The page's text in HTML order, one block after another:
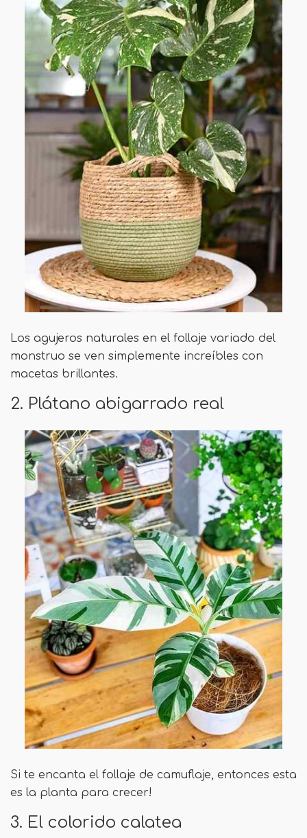
Los agujeros naturales en el follaje variado del
monstruo se ven simplemente increíbles con
macetas brillantes.
2. Plátano abigarrado real
Si te encanta el follaje de camuflaje, entonces esta
es la planta para crecer!
3. El colorido calatea